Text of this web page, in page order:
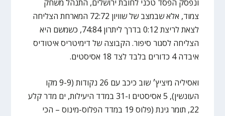
ונפסק הפסד טכני לחובת ירושלים, התנהל משחק
צמוד, אלא שבמצב של שוויון 72:72 המארחת הצליחה
לצאת לריצת 0:12 בדרך ליתרון 74:84, כשמשם היא
הצליחה לסגור סיפור. הקבוצה של דימיטריס איטודיס
איבדה 4 כדורים בלבד לצד 18 אסיסטים.
ואסיליה מיציץ׳ שוב כיכב עם 26 נקודות (9-9 מקו
העונשין), 5 אסיסטים ו-31 במדד היעילות, ים מדר קלע
22, תומר גינת (פלוס 19 במדד הפלוס-מינוס – הכי